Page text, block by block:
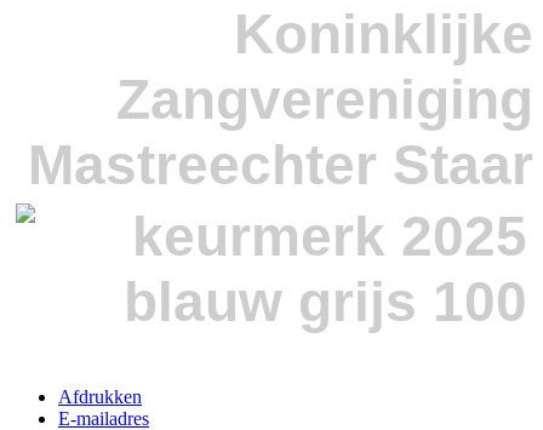
Koninklijke
Zangvereniging
Mastreechter Staar
Afdrukken
E-mailadres